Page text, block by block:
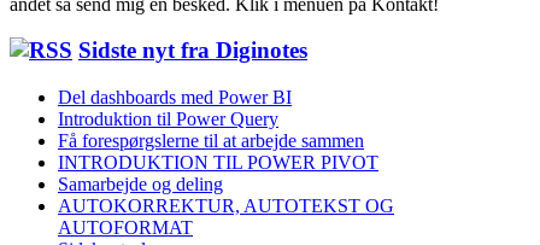
Sidste nyt fra Diginotes
Del dashboards med Power BI
Introduktion til Power Query
Få forespørgslerne til at arbejde sammen
INTRODUKTION TIL POWER PIVOT
Samarbejde og deling
AUTOKORREKTUR, AUTOTEKST OG
AUTOFORMAT